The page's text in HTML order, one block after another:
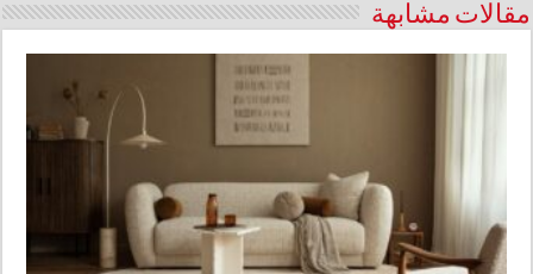
مقالات مشابهة